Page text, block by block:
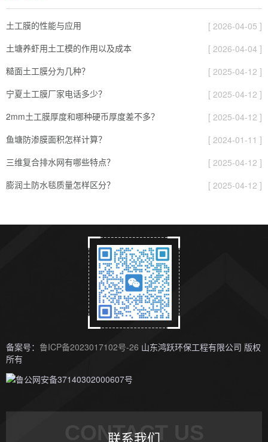
土工膜的性能与应用
[ 2026-04-05 ]
土塘养虾用土工模的作用以及成本
[ 2026-04-04 ]
糙面土工膜分为几种？
[ 2025-04-12 ]
宁夏土工膜厂家电话多少？
[ 2025-04-12 ]
2mm土工膜厚度和哪种硬币厚度差不多？
[ 2025-04-12 ]
鱼塘防渗膜面积怎样计算？
[ 2024-01-11 ]
三维复合排水网有哪些特点？
[ 2025-04-12 ]
膨润土防水毯质量怎样区分？
[ 2025-04-12 ]
备案号： 鲁ICP备2023017102号-26 山东鸿跃环保工程有限公司 版权
所有
鲁公网安备37140302000607号
CONTACT US
联系我们